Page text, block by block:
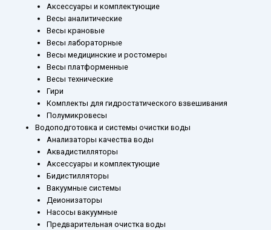
Аксессуары и комплектующие
Весы аналитические
Весы крановые
Весы лабораторные
Весы медицинские и ростомеры
Весы платформенные
Весы технические
Гири
Комплекты для гидростатического взвешивания
Полумикровесы
Водоподготовка и системы очистки воды
Анализаторы качества воды
Аквадистилляторы
Аксессуары и комплектующие
Бидистилляторы
Вакуумные системы
Деионизаторы
Насосы вакуумные
Предварительная очистка воды